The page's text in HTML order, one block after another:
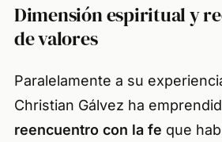
Dimensión espiritual y
de valores
Paralelamente a su
Christian Gálvez ha
reencuentro con la fe que